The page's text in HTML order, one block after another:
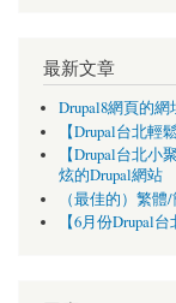
最新文章
Drupal8網頁的
【Drupal台北輕
【Drupal台北小
炫的Drupal網站
（最佳的）繁
【6月份Drupal